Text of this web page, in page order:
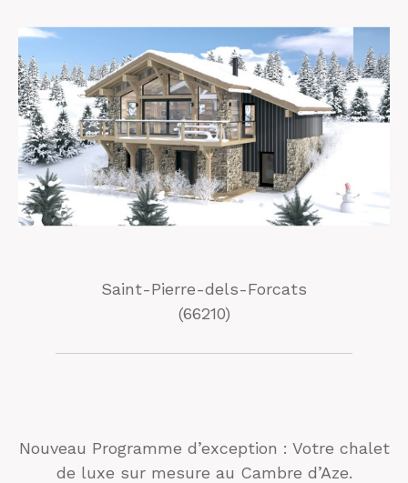
Saint-Pierre-dels-Forcats
(66210)
Nouveau Programme d’exception : Votre chalet
de luxe sur mesure au Cambre d’Aze.